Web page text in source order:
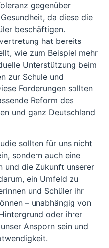
gegenüber
da diese die
beschäftigen.
hat bereits
wie zum Beispiel mehr
Unterstützung beim
zur Schule und
Forderungen sollten
Reform des
und ganz Deutschland
sollten für uns nicht
sondern auch eine
und die Zukunft unserer
ein Umfeld zu
und Schüler ihr
– unabhängig von
oder ihrer
Ansporn sein und